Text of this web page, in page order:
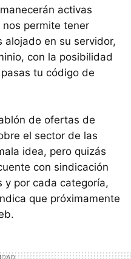
activas
permite tener
alojado en su servidor,
con la posibilidad
tu código de
de ofertas de
el sector de las
idea, pero quizás
con sindicación
y por cada categoría,
que próximamente